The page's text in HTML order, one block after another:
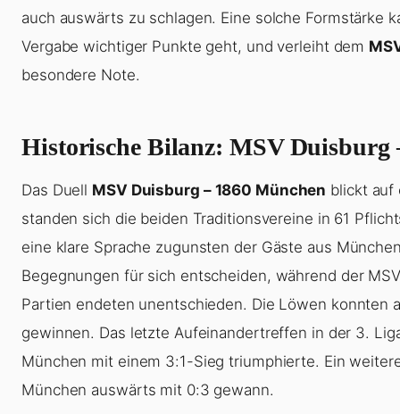
auch auswärts zu schlagen. Eine solche Formstärke
Vergabe wichtiger Punkte geht, und verleiht dem
besondere Note.
Historische Bilanz: MSV Duisburg
Das Duell MSV Duisburg – 1860 München blickt auf
standen sich die beiden Traditionsvereine in 61
eine klare Sprache zugunsten der Gäste aus
Begegnungen für sich entscheiden, während der
Partien endeten unentschieden. Die Löwen konnten
gewinnen. Das letzte Aufeinandertreffen in der 3.
München mit einem 3:1-Sieg triumphierte. Ein
München auswärts mit 0:3 gewann.